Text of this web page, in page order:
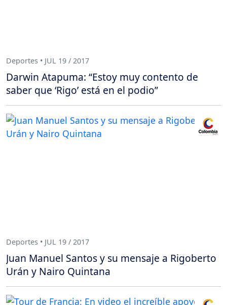
Deportes • JUL 19 / 2017
Darwin Atapuma: “Estoy muy contento de
saber que ‘Rigo’ está en el podio”
Deportes • JUL 19 / 2017
Juan Manuel Santos y su mensaje a Rigoberto
Urán y Nairo Quintana